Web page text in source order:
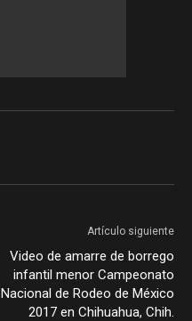
Artículo siguiente
Video de amarre de borrego
infantil menor Campeonato
Nacional de Rodeo de México
2017 en Chihuahua, Chih.